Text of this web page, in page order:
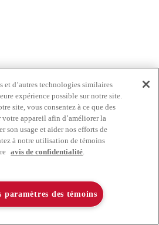
et d’autres technologies similaires
expérience possible sur notre site.
site, vous consentez à ce que des
votre appareil afin d’améliorer la
son usage et aider nos efforts de
à notre utilisation de témoins
avis de confidentialité.
paramètres des témoins